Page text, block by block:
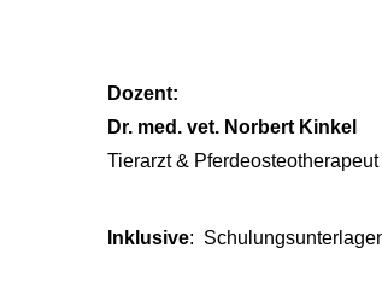
Dozent:
Dr. med. vet. Norbert Kinkel
Tierarzt & Pferdeosteotherapeut
Inklusive: